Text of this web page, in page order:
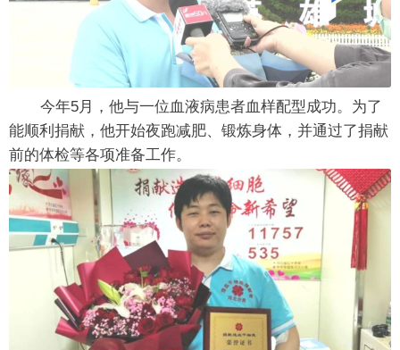
今年5月，他与一位血液病患者血样配型成功。为了
能顺利捐献，他开始夜跑减肥、锻炼身体，并通过了捐献
前的体检等各项准备工作。